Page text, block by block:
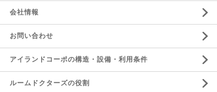
会社情報
お問い合わせ
アイランドコーポの構造・設備・利用条件
ルームドクターズの役割